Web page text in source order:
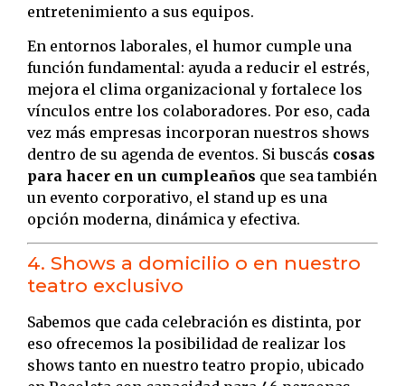
entretenimiento a sus equipos.
En entornos laborales, el humor cumple una
función fundamental: ayuda a reducir el estrés,
mejora el clima organizacional y fortalece los
vínculos entre los colaboradores. Por eso, cada
vez más empresas incorporan nuestros shows
dentro de su agenda de eventos. Si buscás cosas
para hacer en un cumpleaños que sea también
un evento corporativo, el stand up es una
opción moderna, dinámica y efectiva.
4. Shows a domicilio o en nuestro
teatro exclusivo
Sabemos que cada celebración es distinta, por
eso ofrecemos la posibilidad de realizar los
shows tanto en nuestro teatro propio, ubicado